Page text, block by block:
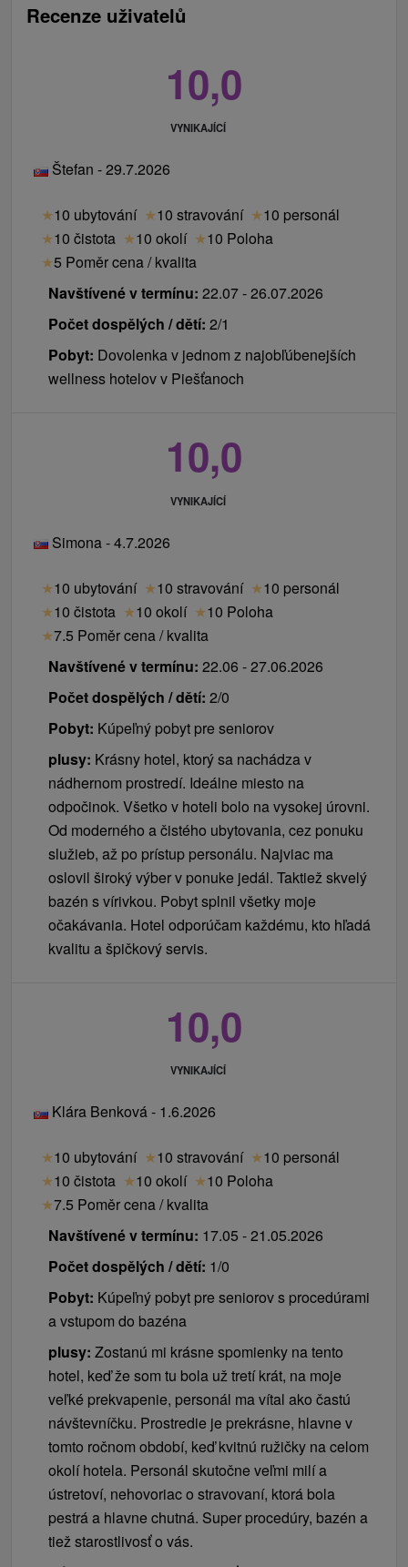
Recenze uživatelů
10,0
VYNIKAJÍCÍ
Štefan - 29.7.2026
★10 ubytování ★10 stravování ★10 personál
★10 čistota ★10 okolí ★10 Poloha
★5 Poměr cena / kvalita
Navštívené v termínu: 22.07 - 26.07.2026
Počet dospělých / dětí: 2/1
Pobyt: Dovolenka v jednom z najobľúbenejších
wellness hotelov v Piešťanoch
10,0
VYNIKAJÍCÍ
Simona - 4.7.2026
★10 ubytování ★10 stravování ★10 personál
★10 čistota ★10 okolí ★10 Poloha
★7.5 Poměr cena / kvalita
Navštívené v termínu: 22.06 - 27.06.2026
Počet dospělých / dětí: 2/0
Pobyt: Kúpeľný pobyt pre seniorov
plusy: Krásny hotel, ktorý sa nachádza v
nádhernom prostredí. Ideálne miesto na
odpočinok. Všetko v hoteli bolo na vysokej úrovni.
Od moderného a čistého ubytovania, cez ponuku
služieb, až po prístup personálu. Najviac ma
oslovil široký výber v ponuke jedál. Taktiež skvelý
bazén s vírivkou. Pobyt splnil všetky moje
očakávania. Hotel odporúčam každému, kto hľadá
kvalitu a špičkový servis.
10,0
VYNIKAJÍCÍ
Klára Benková - 1.6.2026
★10 ubytování ★10 stravování ★10 personál
★10 čistota ★10 okolí ★10 Poloha
★7.5 Poměr cena / kvalita
Navštívené v termínu: 17.05 - 21.05.2026
Počet dospělých / dětí: 1/0
Pobyt: Kúpeľný pobyt pre seniorov s procedúrami
a vstupom do bazéna
plusy: Zostanú mi krásne spomienky na tento
hotel, keď že som tu bola už tretí krát, na moje
veľké prekvapenie, personál ma vítal ako častú
návštevníčku. Prostredie je prekrásne, hlavne v
tomto ročnom období, keď kvitnú ružičky na celom
okolí hotela. Personál skutočne veľmi milí a
ústretoví, nehovoriac o stravovaní, ktorá bola
pestrá a hlavne chutná. Super procedúry, bazén a
tiež starostlivosť o vás.